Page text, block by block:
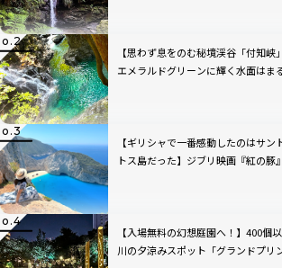
【思わず息をのむ秘境渓谷「付知峡
エメラルドグリーンに輝く水面はま
【ギリシャで一番感動したのはサ
トス島だった】ジブリ映画『紅の豚
【入場無料の幻想庭園へ！】400個
川の夕涼みスポット「グランドプリ